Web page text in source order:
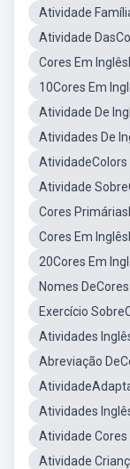
Atividade
Atividade
Cores Em
10Cores Em
Atividade De
Atividades De
AtividadeColors
Atividade
Cores
Cores Em
20Cores Em
Nomes
Exercício
Atividades
Abreviação
Atividades
Atividade Cores
Atividade